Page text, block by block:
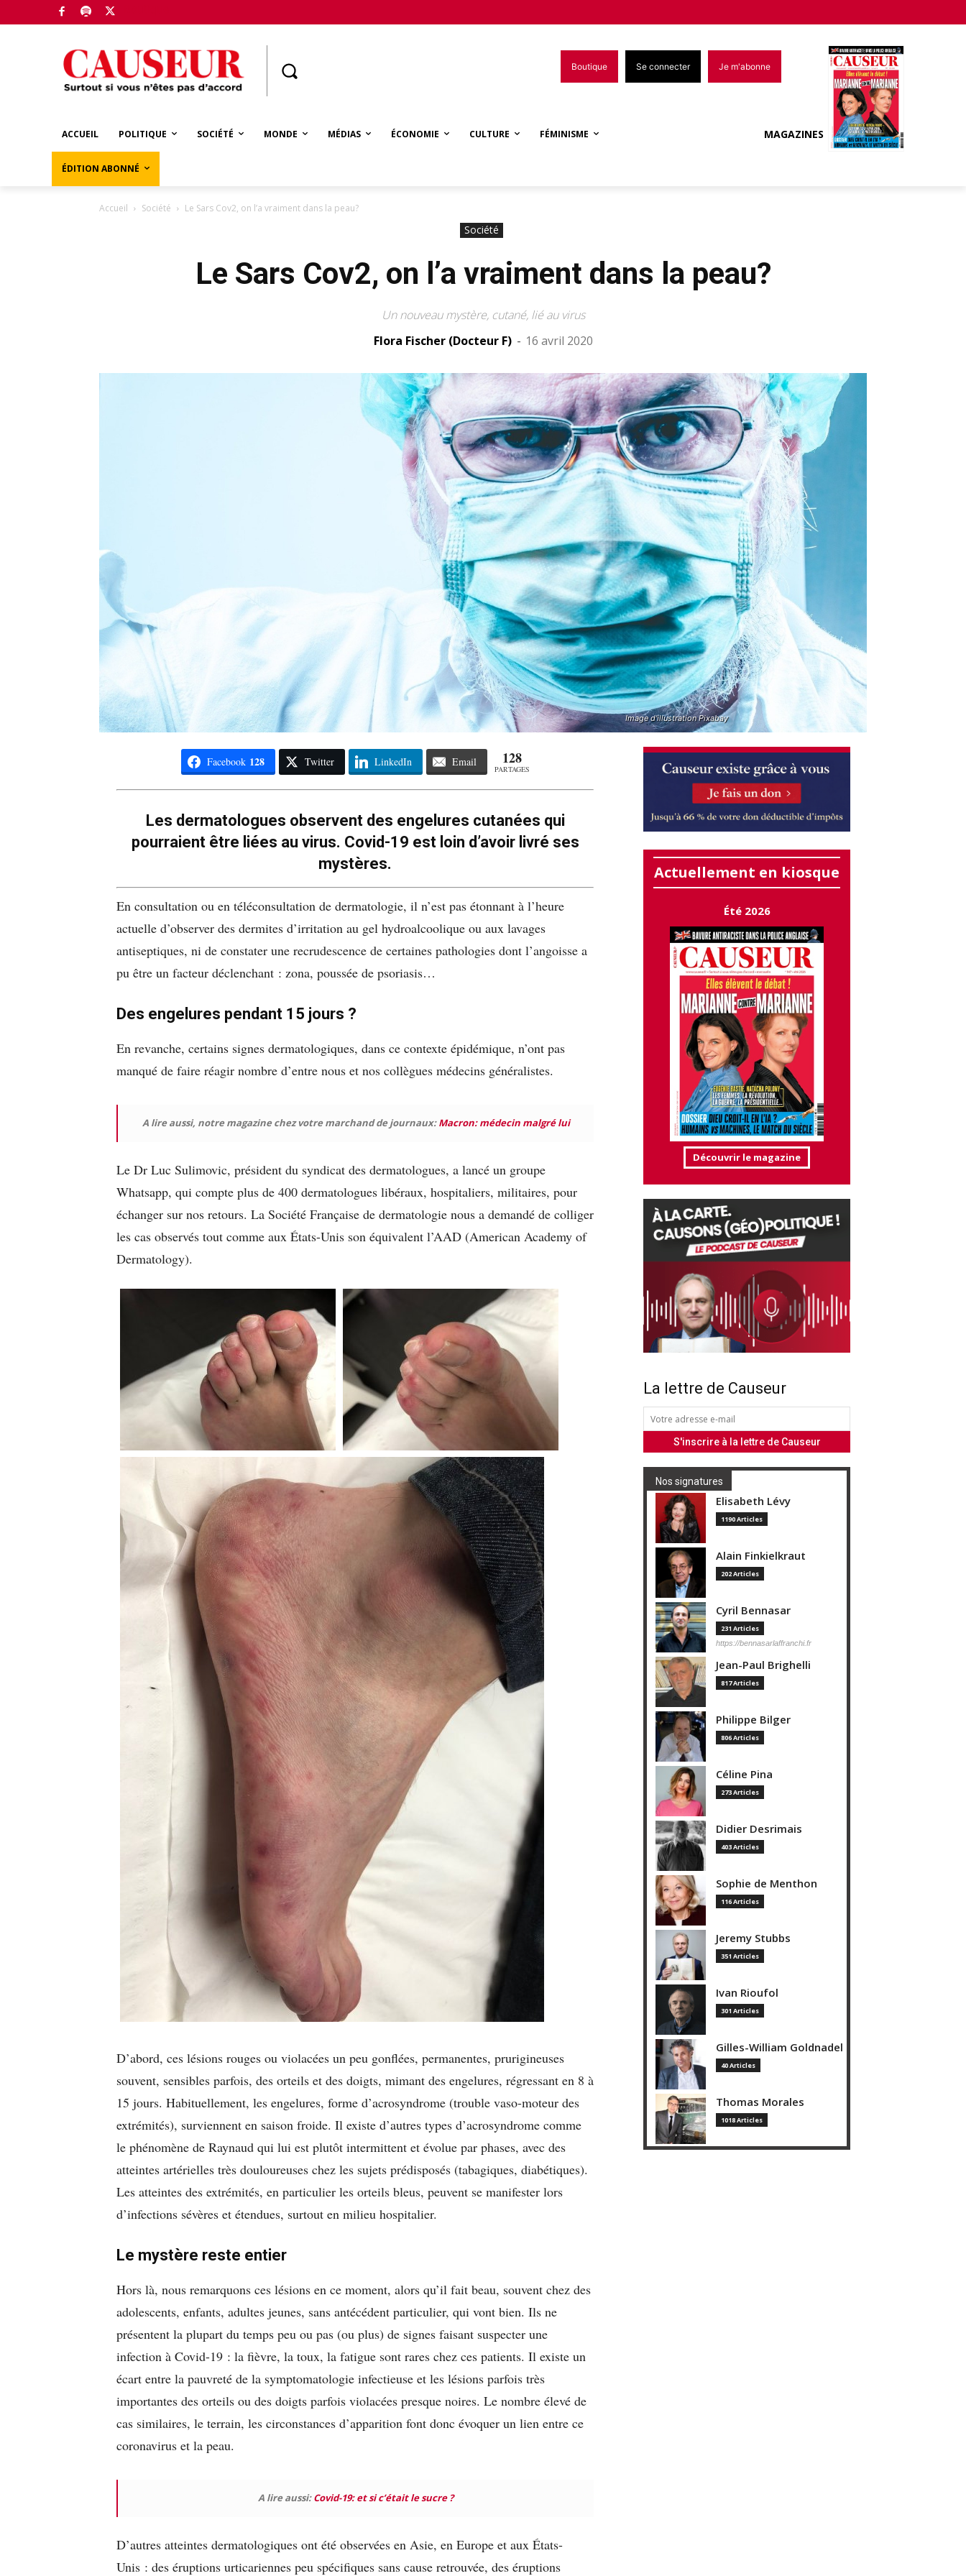
Boutique Se connecter Je m'abonne
ACCUEIL POLITIQUE SOCIÉTÉ MONDE MÉDIAS ÉCONOMIE CULTURE FÉMINISME
ÉDITION ABONNÉ
MAGAZINES
Accueil Société Le Sars Cov2, on l’a vraiment dans la peau?
Société
Le Sars Cov2, on l’a vraiment dans la peau?
Un nouveau mystère, cutané, lié au virus
Flora Fischer (Docteur F) - 16 avril 2020
Image d'illustration Pixabay
Facebook 128 Twitter LinkedIn Email 128
PARTAGES
Les dermatologues observent des engelures cutanées qui
pourraient être liées au virus. Covid-19 est loin d’avoir livré ses
mystères.
En consultation ou en téléconsultation de dermatologie, il n’est pas étonnant à l’heure
actuelle d’observer des dermites d’irritation au gel hydroalcoolique ou aux lavages
antiseptiques, ni de constater une recrudescence de certaines pathologies dont l’angoisse a
pu être un facteur déclenchant : zona, poussée de psoriasis…
Des engelures pendant 15 jours ?
En revanche, certains signes dermatologiques, dans ce contexte épidémique, n’ont pas
manqué de faire réagir nombre d’entre nous et nos collègues médecins généralistes.
A lire aussi, notre magazine chez votre marchand de journaux:Macron: médecin malgré lui
Le Dr Luc Sulimovic, président du syndicat des dermatologues, a lancé un groupe
Whatsapp, qui compte plus de 400 dermatologues libéraux, hospitaliers, militaires, pour
échanger sur nos retours. La Société Française de dermatologie nous a demandé de colliger
les cas observés tout comme aux États-Unis son équivalent l’AAD (American Academy of
Dermatology).
D’abord, ces lésions rouges ou violacées un peu gonflées, permanentes, prurigineuses
souvent, sensibles parfois, des orteils et des doigts, mimant des engelures, régressant en 8 à
15 jours. Habituellement, les engelures, forme d’acrosyndrome (trouble vaso-moteur des
extrémités), surviennent en saison froide. Il existe d’autres types d’acrosyndrome comme
le phénomène de Raynaud qui lui est plutôt intermittent et évolue par phases, avec des
atteintes artérielles très douloureuses chez les sujets prédisposés (tabagiques, diabétiques).
Les atteintes des extrémités, en particulier les orteils bleus, peuvent se manifester lors
d’infections sévères et étendues, surtout en milieu hospitalier.
Le mystère reste entier
Hors là, nous remarquons ces lésions en ce moment, alors qu’il fait beau, souvent chez des
adolescents, enfants, adultes jeunes, sans antécédent particulier, qui vont bien. Ils ne
présentent la plupart du temps peu ou pas (ou plus) de signes faisant suspecter une
infection à Covid-19 : la fièvre, la toux, la fatigue sont rares chez ces patients. Il existe un
écart entre la pauvreté de la symptomatologie infectieuse et les lésions parfois très
importantes des orteils ou des doigts parfois violacées presque noires. Le nombre élevé de
cas similaires, le terrain, les circonstances d’apparition font donc évoquer un lien entre ce
coronavirus et la peau.
A lire aussi:Covid-19: et si c’était le sucre ?
D’autres atteintes dermatologiques ont été observées en Asie, en Europe et aux États-
Unis : des éruptions urticariennes peu spécifiques sans cause retrouvée, des éruptions
Actuellement en kiosque
Été 2026
Découvrir le magazine
La lettre de Causeur
Nos signatures
Elisabeth Lévy
1190 Articles
Alain Finkielkraut
202 Articles
Cyril Bennasar
231 Articles
https://bennasarlaffranchi.fr
Jean-Paul Brighelli
817 Articles
Philippe Bilger
806 Articles
Céline Pina
273 Articles
Didier Desrimais
403 Articles
Sophie de Menthon
116 Articles
Jeremy Stubbs
351 Articles
Ivan Rioufol
301 Articles
Gilles-William Goldnadel
40 Articles
Thomas Morales
1018 Articles